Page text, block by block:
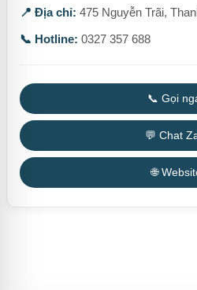
📍 Địa chỉ: 475 Nguyễn Trãi,
📞 Hotline: 0327 357 688
📞 Gọi
💬 Chat
🌐